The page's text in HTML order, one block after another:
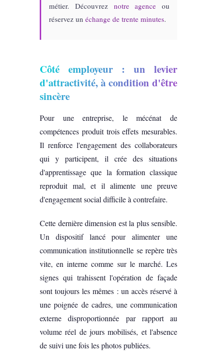
métier. Découvrez notre agence ou
réservez un échange de trente minutes.
Côté employeur : un levier
d'attractivité, à condition d'être
sincère
Pour une entreprise, le mécénat de
compétences produit trois effets mesurables.
Il renforce l'engagement des collaborateurs
qui y participent, il crée des situations
d'apprentissage que la formation classique
reproduit mal, et il alimente une preuve
d'engagement social difficile à contrefaire.
Cette dernière dimension est la plus sensible.
Un dispositif lancé pour alimenter une
communication institutionnelle se repère très
vite, en interne comme sur le marché. Les
signes qui trahissent l'opération de façade
sont toujours les mêmes : un accès réservé à
une poignée de cadres, une communication
externe disproportionnée par rapport au
volume réel de jours mobilisés, et l'absence
de suivi une fois les photos publiées.